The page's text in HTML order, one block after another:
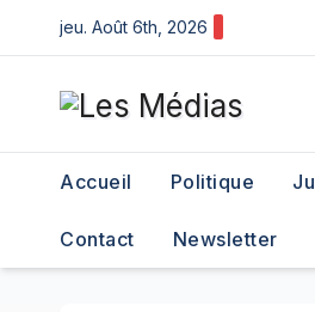
to
content
jeu. Août 6th, 2026
Accueil Politique
Contact Newsletter